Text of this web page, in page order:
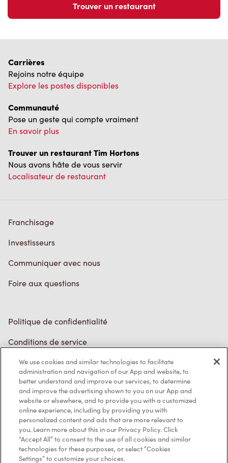
Trouver un restaurant
Carrières
Rejoins notre équipe
Explore les postes disponibles
Communauté
Pose un geste qui compte vraiment
En savoir plus
Trouver un restaurant Tim Hortons
Nous avons hâte de vous servir
Localisateur de restaurant
Franchisage
Investisseurs
Communiquer avec nous
Foire aux questions
Politique de confidentialité
Conditions de service
Marques de commerce
Accessibilité
Diagnostic
Contactez-nous
We use cookies and similar technologies to facilitate
administration and navigation of our App and website, to
better understand and improve our services, to determine
and improve the advertising shown to you on our App and
website or elsewhere, and to provide you with a customized
online experience, including by providing you with
personalized content and ads that are more relevant to
you. Learn more about this in our Privacy Policy. Click
“Accept All” to consent to the use of all cookies and similar
technologies for these purposes, or select “Cookies
Settings” to customize your choices.